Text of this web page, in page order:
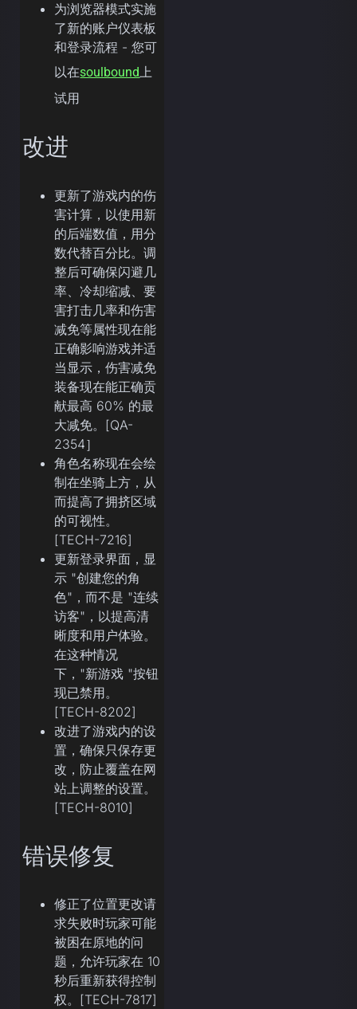
为浏览器模式实施
了新的账户仪表板
和登录流程 - 您可
以在soulbound上
试用
改进
更新了游戏内的伤
害计算，以使用新
的后端数值，用分
数代替百分比。调
整后可确保闪避几
率、冷却缩减、要
害打击几率和伤害
减免等属性现在能
正确影响游戏并适
当显示，伤害减免
装备现在能正确贡
献最高 60% 的最
大减免。[QA-
2354］
角色名称现在会绘
制在坐骑上方，从
而提高了拥挤区域
的可视性。
[TECH-7216]
更新登录界面，显
示 "创建您的角
色"，而不是 "连续
访客"，以提高清
晰度和用户体验。
在这种情况
下，"新游戏 "按钮
现已禁用。
[TECH-8202]
改进了游戏内的设
置，确保只保存更
改，防止覆盖在网
站上调整的设置。
[TECH-8010]
错误修复
修正了位置更改请
求失败时玩家可能
被困在原地的问
题，允许玩家在 10
秒后重新获得控制
权。[TECH-7817]